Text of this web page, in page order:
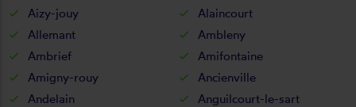
Aizy-jouy
Alaincourt
Allemant
Ambleny
Ambrief
Amifontaine
Amigny-rouy
Ancienville
Andelain
Anguilcourt-le-sart